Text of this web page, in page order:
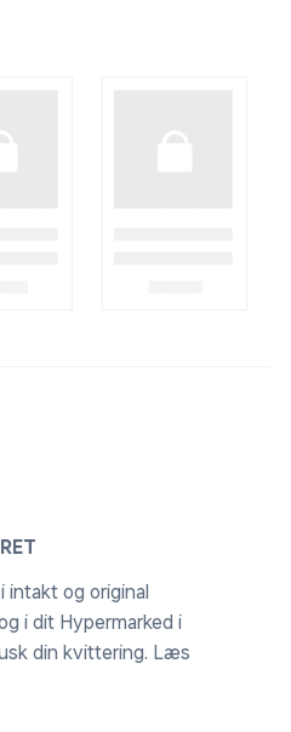
intakt og original
i dit Hypermarked i
din kvittering. Læs